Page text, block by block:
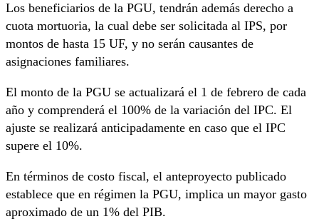
Los beneficiarios de la PGU, tendrán además derecho a
cuota mortuoria, la cual debe ser solicitada al IPS, por
montos de hasta 15 UF, y no serán causantes de
asignaciones familiares.
El monto de la PGU se actualizará el 1 de febrero de cada
año y comprenderá el 100% de la variación del IPC. El
ajuste se realizará anticipadamente en caso que el IPC
supere el 10%.
En términos de costo fiscal, el anteproyecto publicado
establece que en régimen la PGU, implica un mayor gasto
aproximado de un 1% del PIB.